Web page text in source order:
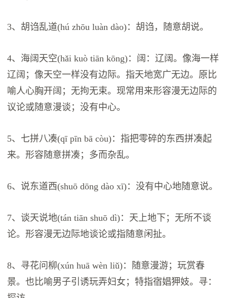
3、胡诌乱道(hú zhōu luàn dào)：胡诌，随意胡说。
4、海阔天空(hǎi kuò tiān kōng)：阔：辽阔。像海一样
辽阔；像天空一样没有边际。指天地宽广无边。原比
喻人心胸开阔；无拘无束。现常用来形容漫无边际的
议论或随意漫谈；没有中心。
5、七拼八凑(qī pīn bā còu)：指把零碎的东西拼凑起
来。形容随意拼凑；多而杂乱。
6、说东道西(shuō dōng dào xī)：没有中心地随意说。
7、谈天说地(tán tiān shuō dì)：天上地下；无所不谈
论。形容漫无边际地谈论或指随意闲扯。
8、寻花问柳(xún huā wèn liǔ)：随意漫游；玩赏春
景。也比喻男子引诱玩弄妇女；特指宿娼狎妓。寻：